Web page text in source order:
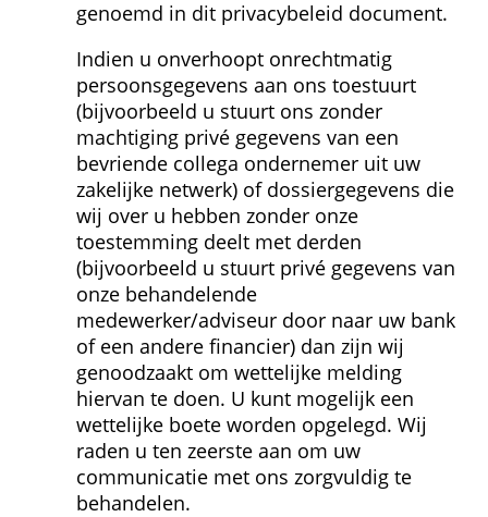
genoemd in dit privacybeleid document.
Indien u onverhoopt onrechtmatig
persoons­gegevens aan ons toestuurt
(bijvoorbeeld u stuurt ons zonder
machtiging privé gegevens van een
bevriende collega ondernemer uit uw
zakelijke netwerk) of dossier­gegevens die
wij over u hebben zonder onze
toestemming deelt met derden
(bijvoorbeeld u stuurt privé gegevens van
onze behandelende
medewerker/adviseur door naar uw bank
of een andere financier) dan zijn wij
genoodzaakt om wettelijke melding
hiervan te doen. U kunt mogelijk een
wettelijke boete worden opgelegd. Wij
raden u ten zeerste aan om uw
communicatie met ons zorgvuldig te
behandelen.